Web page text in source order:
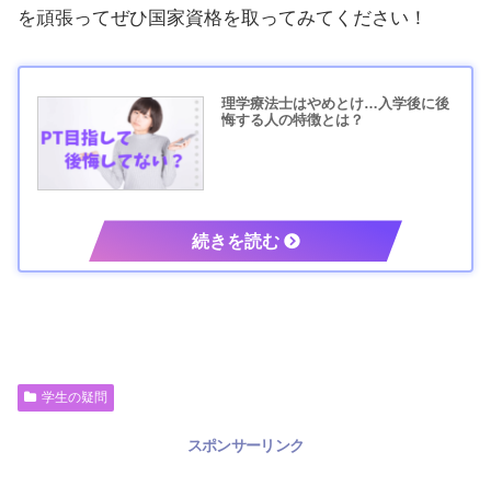
を頑張ってぜひ国家資格を取ってみてください！
理学療法士はやめとけ…入学後に後
悔する人の特徴とは？
学生の疑問
スポンサーリンク